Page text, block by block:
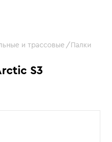
S3
и трассовые
Палки